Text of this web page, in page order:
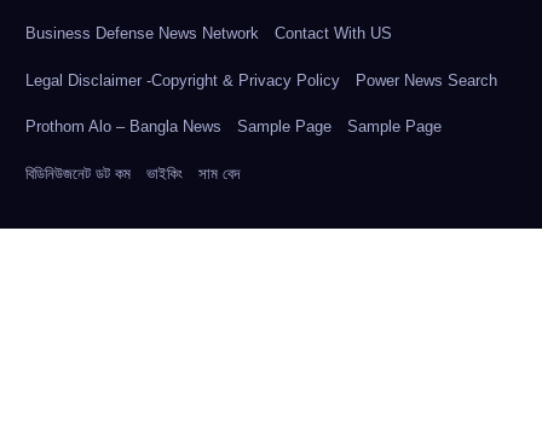
Business Defense News Network Contact With US
Legal Disclaimer -Copyright & Privacy Policy Power News Search
Prothom Alo – Bangla News Sample Page Sample Page
বিডিনিউজনেট ডট কম ভাইকিং সাম বেদ